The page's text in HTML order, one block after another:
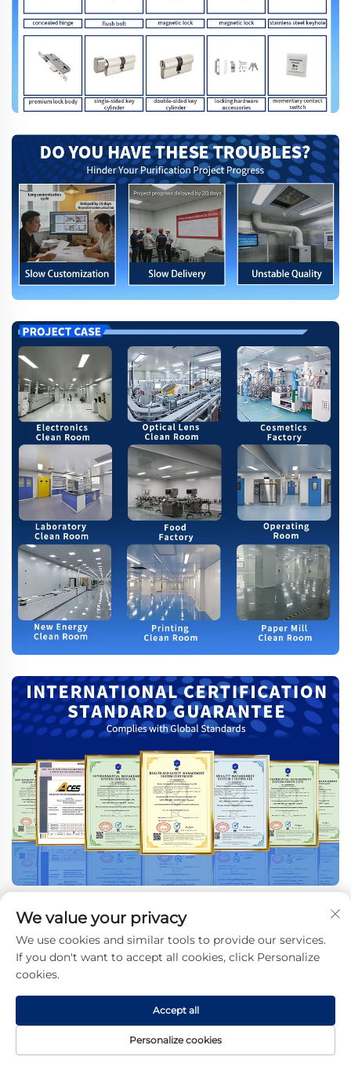
ČESTO POSTAVLJANA PITANJA
Gdje se nalazi vaša tvornica?
Naša tvornica se nalazi u Foshan City, Sanshui
We value your privacy
We use cookies and similar tools to provide our services.
If you don't want to accept all cookies, click Personalize
cookies.
Personalize cookies
Accept all